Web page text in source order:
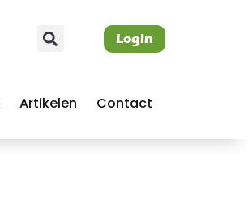
Login
Artikelen Contact